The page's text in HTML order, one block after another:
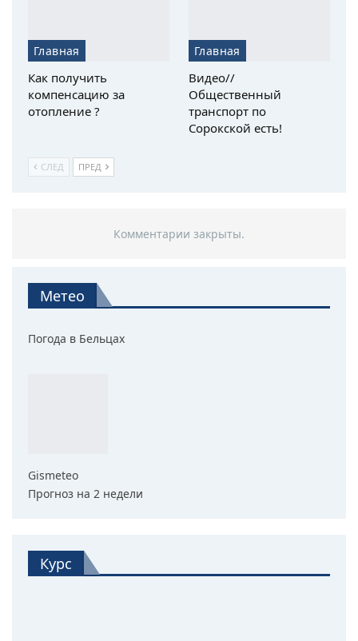
Главная
Как получить
компенсацию за
отопление ?
Главная
Видео//
Общественный
транспорт по
Сорокской есть!
СЛЕД ПРЕД
Комментарии закрыты.
Метео
Погода в Бельцах
Gismeteo
Прогноз на 2 недели
Курс